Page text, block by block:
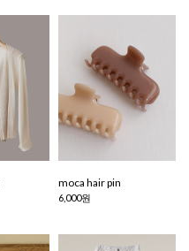
moca hair pin
6,000원